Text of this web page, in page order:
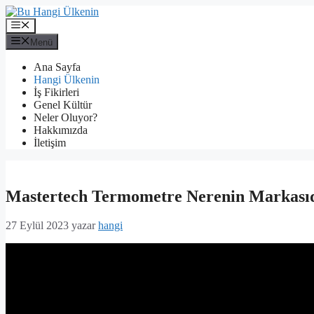
İçeriğe
atla
Menü
Menü
Ana Sayfa
Hangi Ülkenin
İş Fikirleri
Genel Kültür
Neler Oluyor?
Hakkımızda
İletişim
Mastertech Termometre Nerenin
27 Eylül 2023 yazarhangi